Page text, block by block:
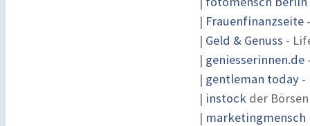
| Frauenfinanzseite
| Geld & Genuss -
| geniesserinnen.de
| gentleman today -
| instock der
|